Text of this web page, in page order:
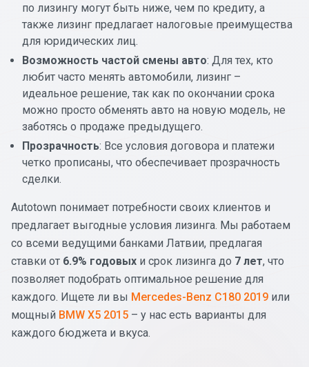
по лизингу могут быть ниже, чем по кредиту, а
также лизинг предлагает налоговые преимущества
для юридических лиц.
Возможность частой смены авто: Для тех, кто
любит часто менять автомобили, лизинг –
идеальное решение, так как по окончании срока
можно просто обменять авто на новую модель, не
заботясь о продаже предыдущего.
Прозрачность: Все условия договора и платежи
четко прописаны, что обеспечивает прозрачность
сделки.
Autotown понимает потребности своих клиентов и
предлагает выгодные условия лизинга. Мы работаем
со всеми ведущими банками Латвии, предлагая
ставки от 6.9% годовых и срок лизинга до 7 лет, что
позволяет подобрать оптимальное решение для
каждого. Ищете ли вы Mercedes-Benz C180 2019 или
мощный BMW X5 2015 – у нас есть варианты для
каждого бюджета и вкуса.